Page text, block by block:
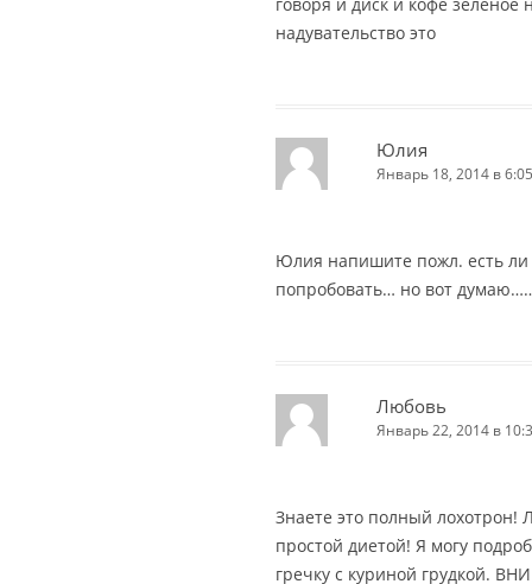
надувательство это
Юлия
Январь 18, 2014 в
Юлия напишите пожл. есть ли
попробовать… но вот
Любовь
Январь 22, 2014 в
Знаете это полный лохотрон!
простой диетой! Я могу
гречку с куриной грудкой.